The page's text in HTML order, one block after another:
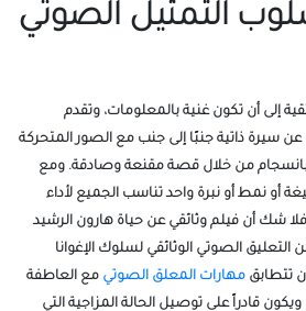
التمثيل الصوتي
إلى أن تكون غنية بالمعلومات، وتقدم
عن سيرة ذاتية جنبًا إلى جنب مع الصور المتحركة
بانسجام من خلال قصة مقنعة وصادقة. ومع
أو نمط أو نبرة واحد تناسب الجميع لأداء
شك أن فيلم وثائقي عن حياة هارون الرشيد
الصوتي الوثائقي لسلوك الإغوانا
تتطابق مهارات المعلق الصوتي مع العاطفة
ويكون قادراً على توصيل الحالة المزاجية التي